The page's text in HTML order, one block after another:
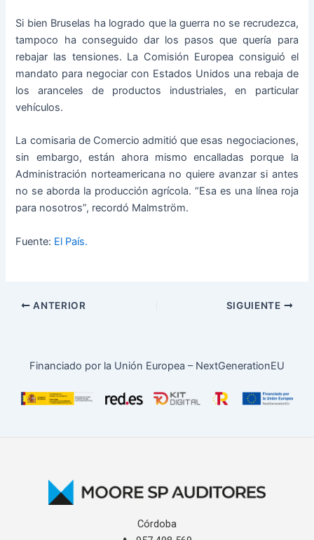
Si bien Bruselas ha logrado que la guerra no se recrudezca,
tampoco ha conseguido dar los pasos que quería para
rebajar las tensiones. La Comisión Europea consiguió el
mandato para negociar con Estados Unidos una rebaja de
los aranceles de productos industriales, en particular
vehículos.
La comisaria de Comercio admitió que esas negociaciones,
sin embargo, están ahora mismo encalladas porque la
Administración norteamericana no quiere avanzar si antes
no se aborda la producción agrícola. “Esa es una línea roja
para nosotros”, recordó Malmström.
Fuente: El País.
ANTERIOR SIGUIENTE
Financiado por la Unión Europea – NextGenerationEU
Córdoba